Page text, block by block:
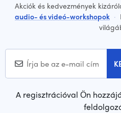
Akciók és kedvezmények
audio- és videó-workshopok ·
A regisztrációval Ön